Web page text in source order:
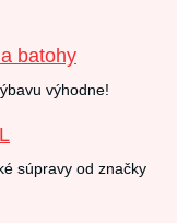
batohy
výhodne!
súpravy od značky